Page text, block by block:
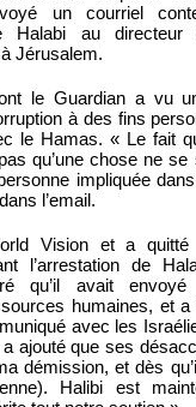
un courriel
Halabi au directeur
Jérusalem.
le Guardian a vu
à des fins
le Hamas. « Le fait
qu’une chose ne se
impliquée
l’email.
Vision et a
l’arrestation de
qu’il avait envoyé
humaines, et
avec les
ajouté que ses
démission, et dès
Halibi est